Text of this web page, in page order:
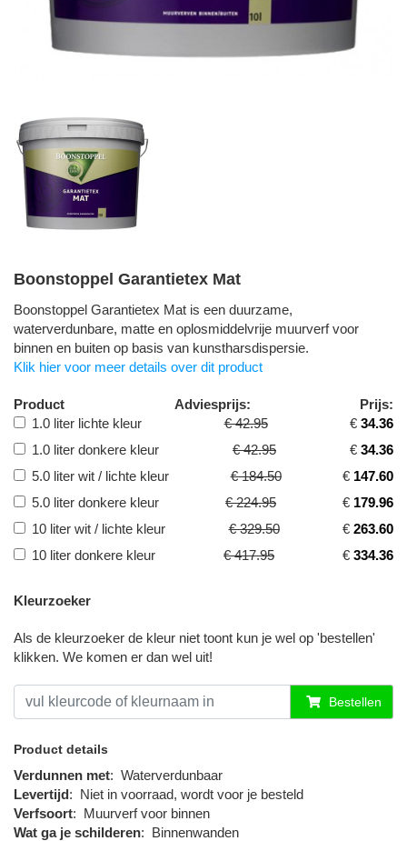
Boonstoppel Garantietex Mat
Boonstoppel Garantietex Mat is een duurzame,
waterverdunbare, matte en oplosmiddelvrije muurverf voor
binnen en buiten op basis van kunstharsdispersie.
Klik hier voor meer details over dit product
Product Adviesprijs:
Prijs:
1.0 liter lichte kleur
€ 42.95 € 34.36
1.0 liter donkere kleur
€ 42.95 € 34.36
5.0 liter wit / lichte kleur
€ 184.50 € 147.60
5.0 liter donkere kleur
€ 224.95 € 179.96
10 liter wit / lichte kleur
€ 329.50 € 263.60
10 liter donkere kleur
€ 417.95 € 334.36
Kleurzoeker
Als de kleurzoeker de kleur niet toont kun je wel op 'bestellen'
klikken. We komen er dan wel uit!
Bestellen
Product details
Verdunnen met: Waterverdunbaar
Levertijd: Niet in voorraad, wordt voor je besteld
Verfsoort: Muurverf voor binnen
Wat ga je schilderen: Binnenwanden